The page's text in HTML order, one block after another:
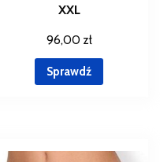
XXL
96,00 zł
Sprawdź